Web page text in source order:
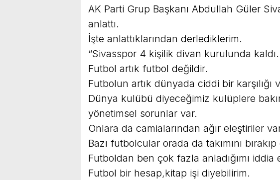
AK Parti Grup Başkanı Abdullah Güler
anlattı.
İşte anlattıklarından derlediklerim.
“Sivasspor 4 kişilik divan kurulunda kaldı.
Futbol artık futbol değildir.
Futbolun artık dünyada ciddi bir karşılığı
Dünya kulübü diyeceğimiz kulüplere
yönetimsel sorunlar var.
Onlara da camialarından ağır eleştiriler
Bazı futbolcular orada da takımını
Futboldan ben çok fazla anladığımı iddia
Futbol bir hesap,kitap işi diyebilirim.